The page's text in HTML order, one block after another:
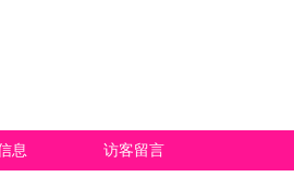
息 访客留言